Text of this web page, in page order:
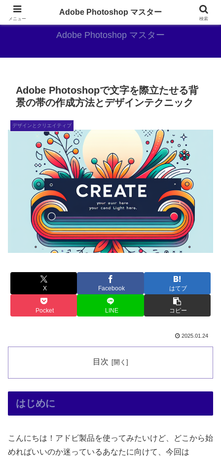
AdobePhotoshopがやっぱり最強
Adobe Photoshop マスター
Adobe Photoshopで文字を際立たせる背
景の帯の作成方法とデザインテクニック
デザインとクリエイティブ
X Facebook はてブ
Pocket LINE コピー
2025.01.24
目次
はじめに
こんにちは！アドビ製品を使ってみたいけど、どこから始
めればいいのか迷っているあなたに向けて、今回は
メニュー
Adobe Photoshop マスター
検索